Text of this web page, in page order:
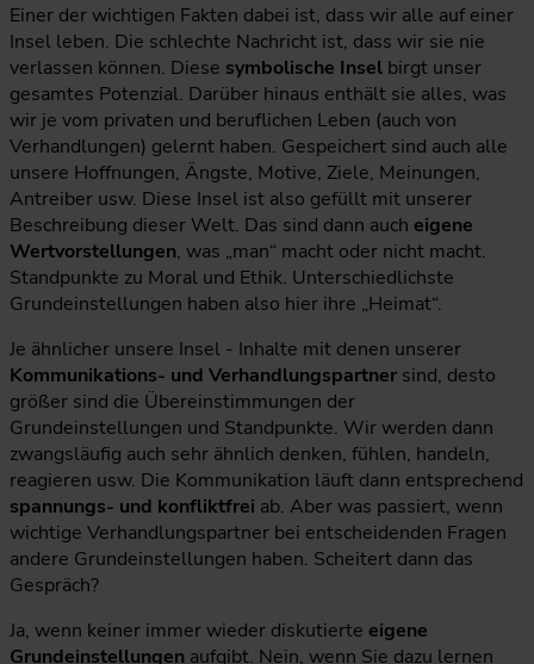
Einer der wichtigen Fakten dabei ist, dass wir alle auf einer
Insel leben. Die schlechte Nachricht ist, dass wir sie nie
verlassen können. Diese symbolische Insel birgt unser
gesamtes Potenzial. Darüber hinaus enthält sie alles, was
wir je vom privaten und beruflichen Leben (auch von
Verhandlungen) gelernt haben. Gespeichert sind auch alle
unsere Hoffnungen, Ängste, Motive, Ziele, Meinungen,
Antreiber usw. Diese Insel ist also gefüllt mit unserer
Beschreibung dieser Welt. Das sind dann auch eigene
Wertvorstellungen, was „man“ macht oder nicht macht.
Standpunkte zu Moral und Ethik. Unterschiedlichste
Grundeinstellungen haben also hier ihre „Heimat“.
Je ähnlicher unsere Insel - Inhalte mit denen unserer
Kommunikations- und Verhandlungspartner sind, desto
größer sind die Übereinstimmungen der
Grundeinstellungen und Standpunkte. Wir werden dann
zwangsläufig auch sehr ähnlich denken, fühlen, handeln,
reagieren usw. Die Kommunikation läuft dann entsprechend
spannungs- und konfliktfrei ab. Aber was passiert, wenn
wichtige Verhandlungspartner bei entscheidenden Fragen
andere Grundeinstellungen haben. Scheitert dann das
Gespräch?
Ja, wenn keiner immer wieder diskutierte eigene
Grundeinstellungen aufgibt. Nein, wenn Sie dazu lernen